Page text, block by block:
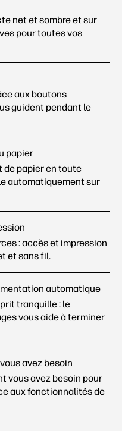
net et sombre et sur
pour toutes vos
aux boutons
guident pendant le
papier
de papier en toute
automatiquement sur
: accès et impression
et sansfil.
automatique
tranquille : le
vous aide à terminer
avez besoin
vous avez besoin pour
aux fonctionnalités de